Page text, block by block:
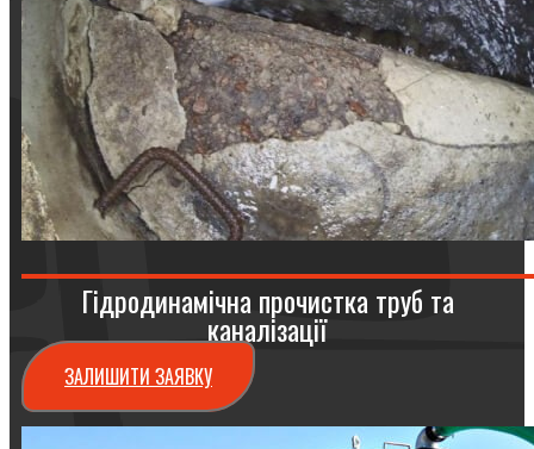
Гідродинамічна прочистка труб та
каналізації
ЗАЛИШИТИ ЗАЯВКУ